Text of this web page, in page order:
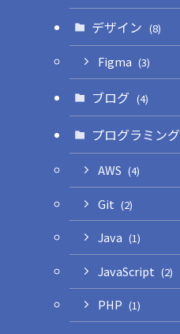
デザイン (8)
Figma (3)
ブログ (4)
プログラミング
AWS (4)
Git (2)
Java (1)
JavaScript (2)
PHP (1)